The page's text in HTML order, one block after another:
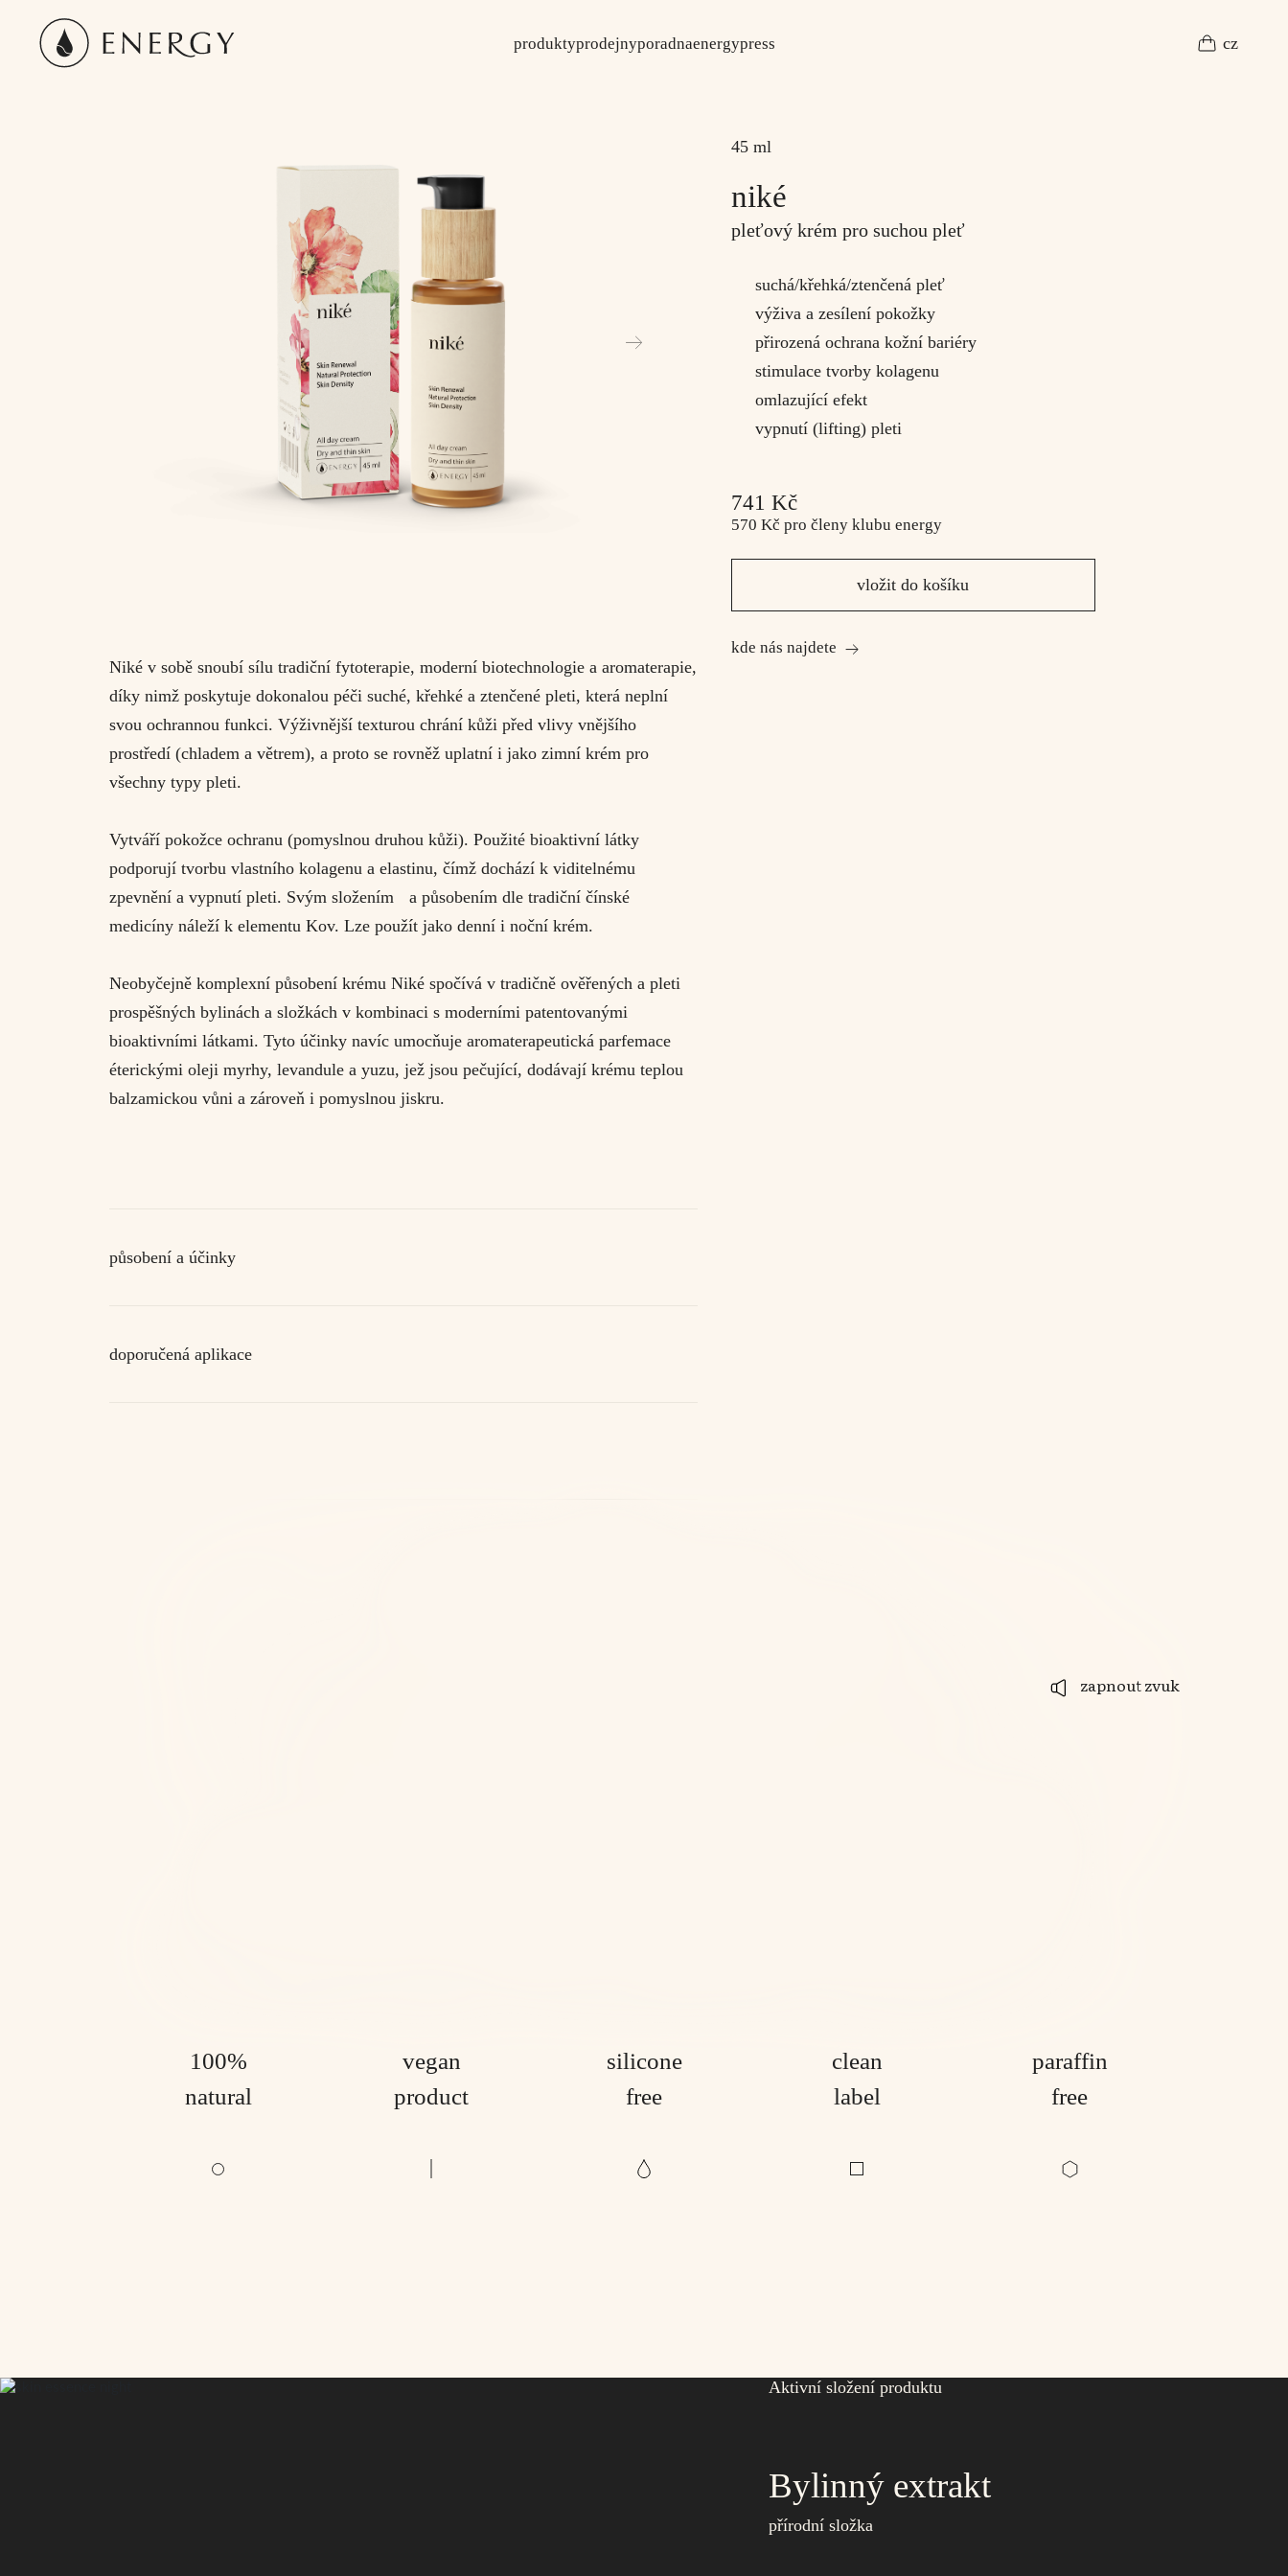
produktyprodejnyporadnaenergypress cz
Niké v sobě snoubí sílu tradiční fytoterapie, moderní biotechnologie a aromaterapie,
díky nimž poskytuje dokonalou péči suché, křehké a ztenčené pleti, která neplní
svou ochrannou funkci. Výživnější texturou chrání kůži před vlivy vnějšího
prostředí (chladem a větrem), a proto se rovněž uplatní i jako zimní krém pro
všechny typy pleti.
Vytváří pokožce ochranu (pomyslnou druhou kůži). Použité bioaktivní látky
podporují tvorbu vlastního kolagenu a elastinu, čímž dochází k viditelnému
zpevnění a vypnutí pleti. Svým složením a působením dle tradiční čínské
medicíny náleží k elementu Kov. Lze použít jako denní i noční krém.
Neobyčejně komplexní působení krému Niké spočívá v tradičně ověřených a pleti
prospěšných bylinách a složkách v kombinaci s moderními patentovanými
bioaktivními látkami. Tyto účinky navíc umocňuje aromaterapeutická parfemace
éterickými oleji myrhy, levandule a yuzu, jež jsou pečující, dodávají krému teplou
balzamickou vůni a zároveň i pomyslnou jiskru.
působení a účinky
doporučená aplikace
45 ml
niké
pleťový krém pro suchou pleť
suchá/křehká/ztenčená pleť
výživa a zesílení pokožky
přirozená ochrana kožní bariéry
stimulace tvorby kolagenu
omlazující efekt
vypnutí (lifting) pleti
741 Kč
570 Kč pro členy klubu energy
vložit do košíku
kde nás najdete
zapnout zvuk
100%
natural
vegan
product
silicone
free
clean
label
paraffin
free
Aktivní složení produktu
Bylinný extrakt
přírodní složka
®